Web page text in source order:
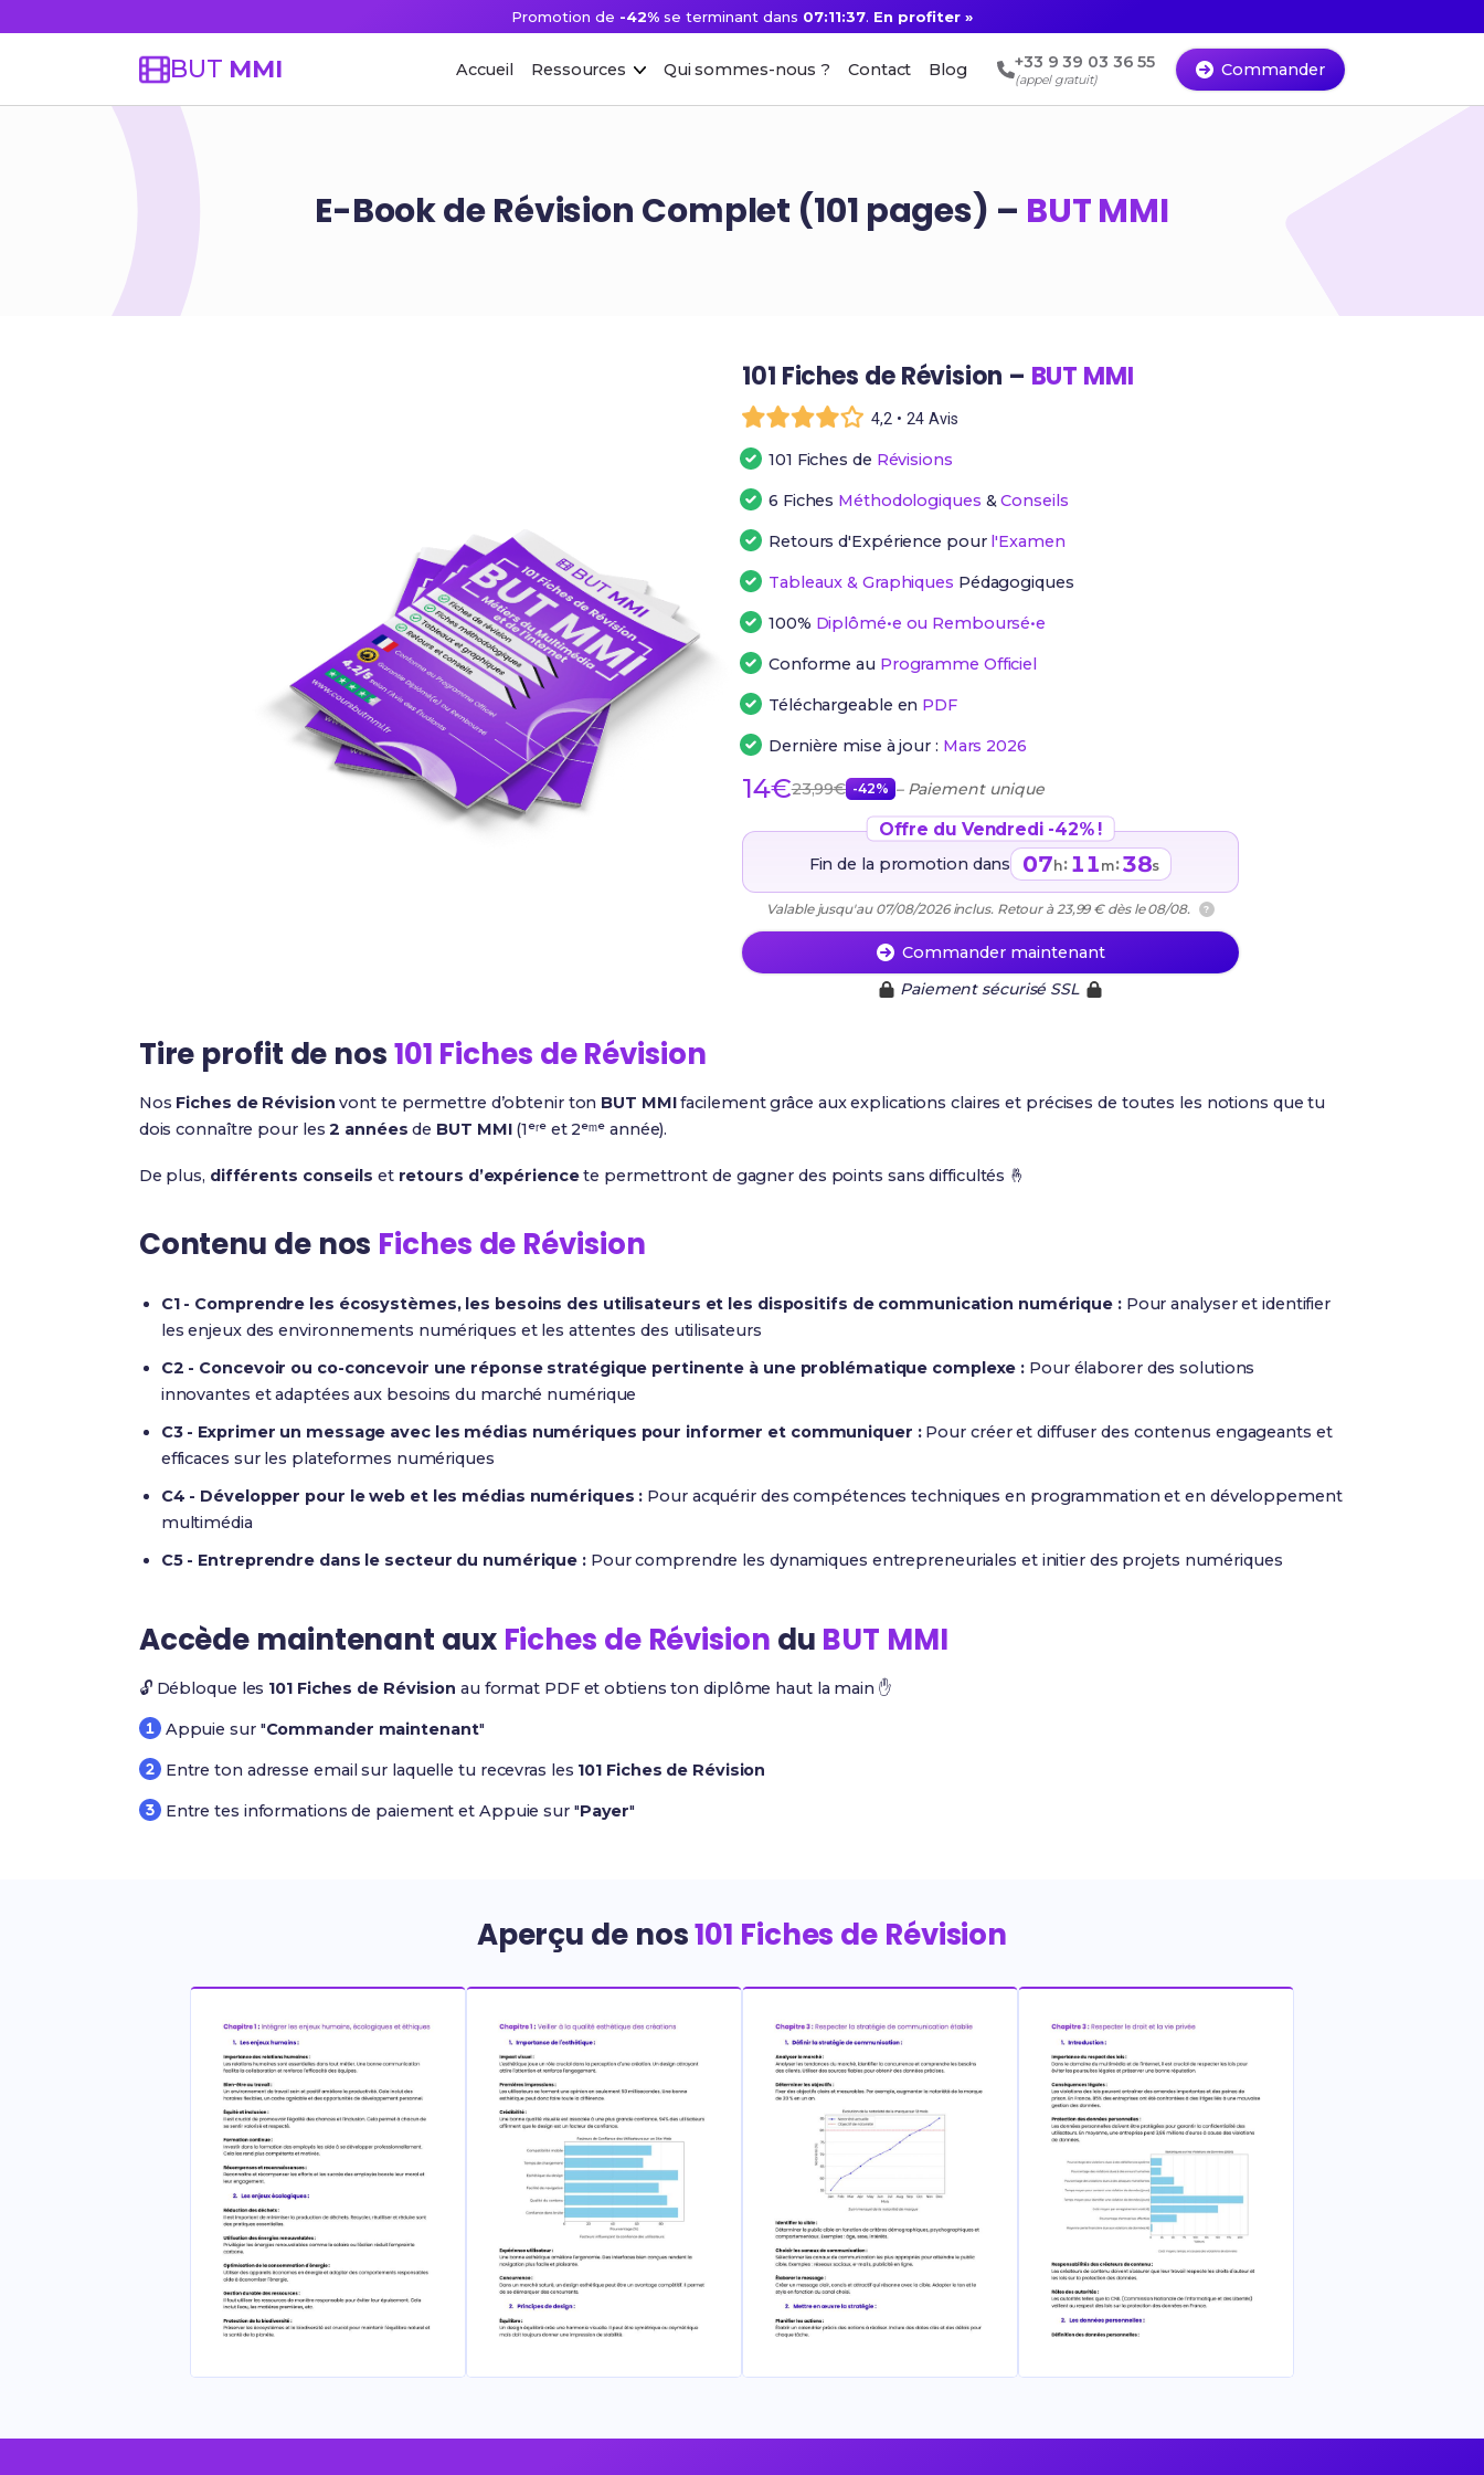
Promotion de -42%se terminant dans 07:11:36. En profiter »
BUT MMI Accueil Ressources Qui sommes-nous ? Contact Blog +33 9 39 03 36 55
(appel gratuit)
Commander
E-Book de Révision Complet (101 pages) – BUT MMI
101 Fiches de Révision – BUT MMI
4,2 • 24 Avis
101 Fiches de Révisions
6 Fiches Méthodologiques &Conseils
Retours d'Expérience pour l'Examen
Tableaux & Graphiques Pédagogiques
100% Diplômé•e ou Remboursé•e
Conforme au Programme Officiel
Téléchargeable en PDF
Dernière mise à jour : Mars 2026
14€23,99€ -42% – Paiement unique
Offre du Vendredi -42% !
Fin de la promotion dans 07h: 11 m:37s
Valable jusqu'au 07/08/2026 inclus. Retour à 23,99 € dès le 08/08. ?
Commander maintenant
Paiement sécurisé SSL
Tire profit de nos101 Fiches de Révision
Nos Fiches de Révision vont te permettre d’obtenir ton BUT MMIfacilement grâce aux explications claires et précises de toutes les notions que tu
dois connaître pour les2 années de BUT MMI(1ᵉʳᵉ et 2ᵉᵐᵉ année).
De plus, différents conseils et retours d’expériencete permettront de gagner des points sans difficultés 🤞
Contenu de nos Fiches de Révision
C1 - Comprendre les écosystèmes, les besoins des utilisateurs et les dispositifs de communication numérique :Pour analyser et identifier
les enjeux des environnements numériques et les attentes des utilisateurs
C2 - Concevoir ou co-concevoir une réponse stratégique pertinente à une problématique complexe : Pour élaborer des solutions
innovantes et adaptées aux besoins du marché numérique
C3 - Exprimer un message avec les médias numériques pour informer et communiquer :Pour créer et diffuser des contenus engageants et
efficaces sur les plateformes numériques
C4 - Développer pour le web et les médias numériques : Pour acquérir des compétences techniques en programmation et en développement
multimédia
C5 - Entreprendre dans le secteur du numérique :Pour comprendre les dynamiques entrepreneuriales et initier des projets numériques
Accède maintenant aux Fiches de Révision du BUT MMI
🔓 Débloque les 101 Fiches de Révision au format PDF et obtiens ton diplôme haut la main ✋
Appuie sur "Commander maintenant"
Entre ton adresse email sur laquelle tu recevras les 101 Fiches de Révision
Entre tes informations de paiement et Appuie sur "Payer"
Aperçu de nos101 Fiches de Révision